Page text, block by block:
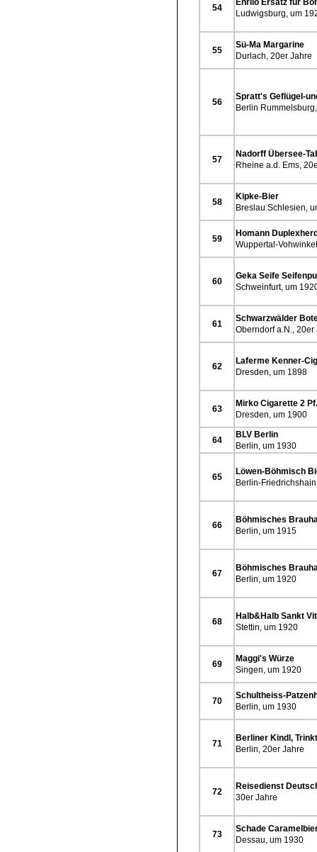
54
Ludwigsburg, um
55
Sü-Ma Margarine
Durlach, 20er Jahre
56
Spratt's Geflügel-
Berlin
57
Nadorff Übersee-
Rheine a.d. Ems,
58
Kipke-Bier
Breslau Schlesien,
59
Homann
Wuppertal-
60
Geka Seife
Schweinfurt, um
61
Schwarzwälder
Oberndorf a.N., 20er
62
Laferme Kenner-
Dresden, um 1898
63
Mirko Cigarette 2 Pf.
Dresden, um 1900
64
BLV Berlin
Berlin, um 1930
65
Löwen-Böhmisch
Berlin-
66
Böhmisches
Berlin, um 1915
67
Böhmisches
Berlin, um 1920
68
Halb&Halb Sankt
Stettin, um 1920
69
Maggi's Würze
Singen, um 1920
70
Schultheiss-
Berlin, um 1930
71
Berliner Kindl, Trinkt
Berlin, 20er Jahre
72
Reisedienst
30er Jahre
73
Schade
Dessau, um 1930